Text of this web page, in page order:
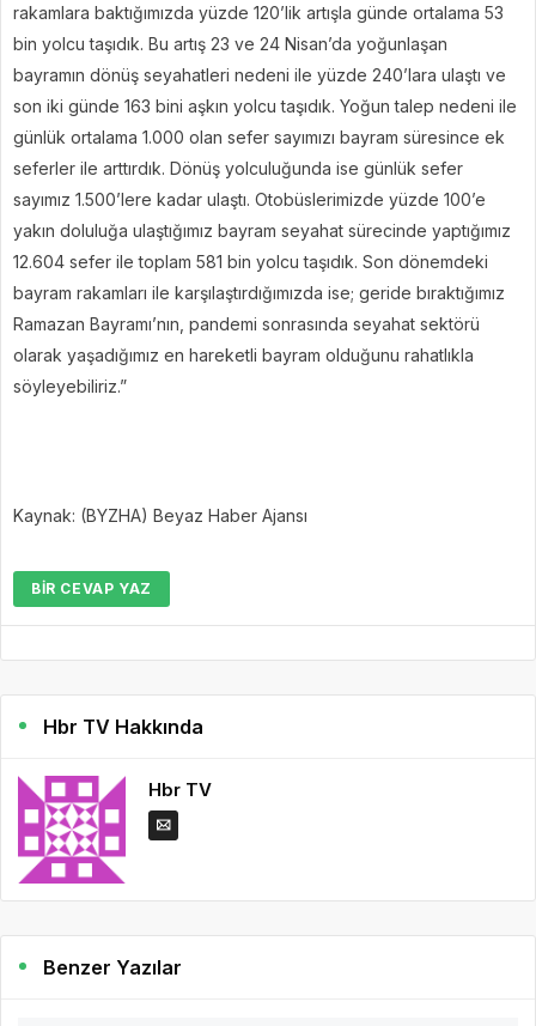
rakamlara baktığımızda yüzde 120’lik artışla günde ortalama 53
bin yolcu taşıdık. Bu artış 23 ve 24 Nisan’da yoğunlaşan
bayramın dönüş seyahatleri nedeni ile yüzde 240’lara ulaştı ve
son iki günde 163 bini aşkın yolcu taşıdık. Yoğun talep nedeni ile
günlük ortalama 1.000 olan sefer sayımızı bayram süresince ek
seferler ile arttırdık. Dönüş yolculuğunda ise günlük sefer
sayımız 1.500’lere kadar ulaştı. Otobüslerimizde yüzde 100’e
yakın doluluğa ulaştığımız bayram seyahat sürecinde yaptığımız
12.604 sefer ile toplam 581 bin yolcu taşıdık. Son dönemdeki
bayram rakamları ile karşılaştırdığımızda ise; geride bıraktığımız
Ramazan Bayramı’nın, pandemi sonrasında seyahat sektörü
olarak yaşadığımız en hareketli bayram olduğunu rahatlıkla
söyleyebiliriz.”
Kaynak: (BYZHA) Beyaz Haber Ajansı
BIR CEVAP YAZ
Hbr TV Hakkında
Hbr TV
Benzer Yazılar